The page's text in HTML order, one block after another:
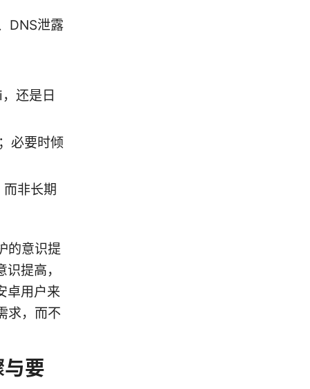
DNS泄露
还是日
必要时倾
而非长期
的意识提
提高，
卓用户来
求，而不
要